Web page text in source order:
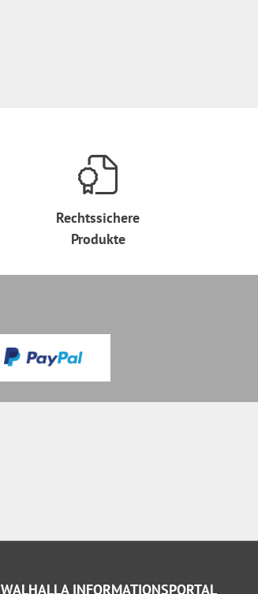
Rechtssichere
Produkte
WALHALLA INFORMATIONSPORTAL